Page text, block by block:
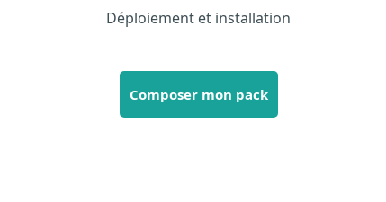
Déploiement et installation
Composer mon pack